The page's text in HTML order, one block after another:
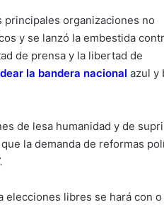
principales organizaciones no
y se lanzó la embestida
de prensa y la libertad de
la bandera nacional azul y
de lesa humanidad y de
la demanda de reformas
elecciones libres se hará con o